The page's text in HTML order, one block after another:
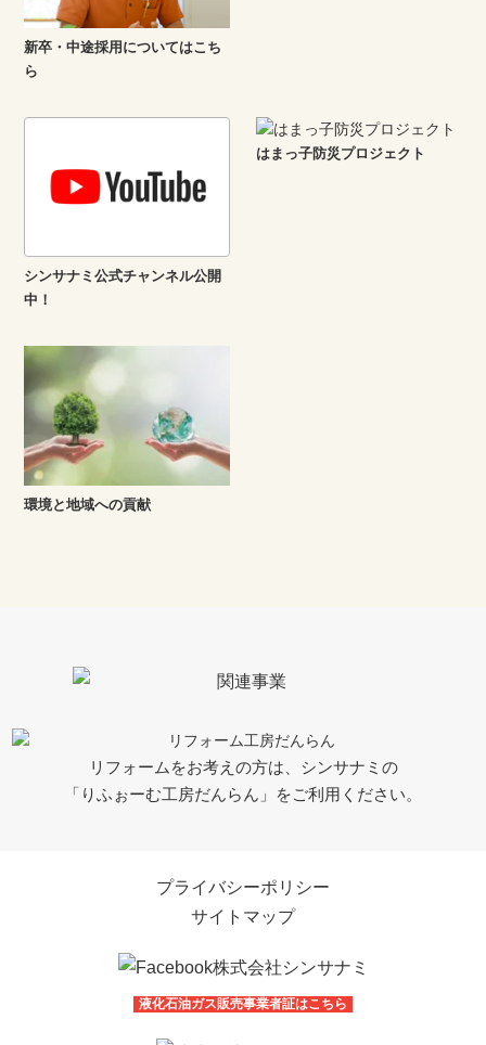
新卒・中途採用についてはこち
ら
シンサナミ公式チャンネル公開
中！
はまっ子防災プロジェクト
環境と地域への貢献
リフォームをお考えの方は、シンサナミの
「りふぉーむ工房だんらん」をご利用ください。
プライバシーポリシー
サイトマップ
液化石油ガス販売事業者証はこちら